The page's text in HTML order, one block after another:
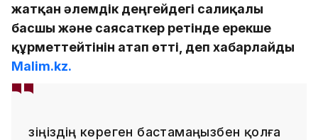
жатқан әлемдік деңгейдегі салиқалы
басшы және саясаткер ретінде ерекше
құрметтейтінін атап өтті, деп хабарлайды
Malim.kz.
Өзіңіздің көреген бастамаңызбен қолға